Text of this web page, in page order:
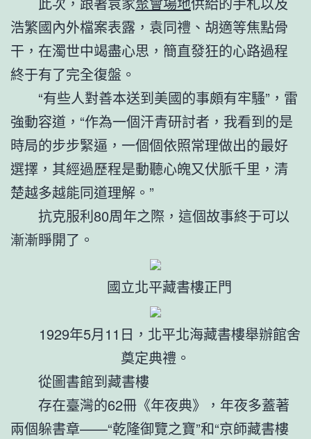
浩繁國內外檔案表露，袁同禮、胡適等焦點骨
干，在濁世中竭盡心思，簡直發狂的心路過程
終于有了完全復盤。
“有些人對善本送到美國的事頗有牢騷”，雷
強動容道，“作為一個汗青研討者，我看到的是
時局的步步緊逼，一個個依照常理做出的最好
選擇，其經過歷程是動聽心魄又伏脈千里，清
楚越多越能同道理解。”
抗克服利80周年之際，這個故事終于可以
漸漸睜開了。
國立北平藏書樓正門
1929年5月11日，北平北海藏書樓舉辦館舍
奠定典禮。
從圖書館到藏書樓
存在臺灣的62冊《年夜典》，年夜多蓋著
兩個躲書章——“乾隆御覽之寶”和“京師藏書樓